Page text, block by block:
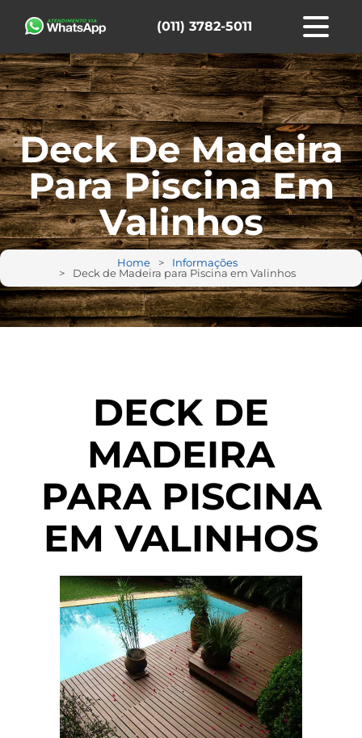
(011) 3782-5011
Deck De Madeira
Para Piscina Em
Valinhos
Home
Informações
Deck de Madeira para Piscina em Valinhos
DECK DE
MADEIRA
PARA PISCINA
EM VALINHOS